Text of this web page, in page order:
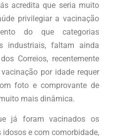
acredita que seria muito
privilegiar a vacinação
do que categorias
industriais, faltam ainda
Correios, recentemente
por idade requer
foto e comprovante de
mais dinâmica.
já foram vacinados os
e com comorbidade,